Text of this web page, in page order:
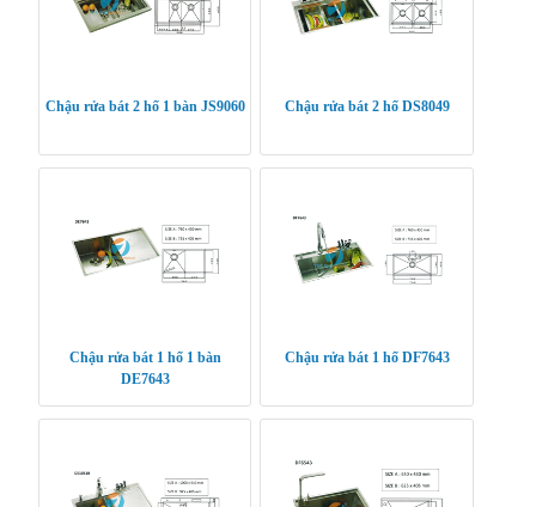
Chậu rửa bát 2 hố 1 bàn JS9060 Chậu rửa bát 2 hố DS8049
Chậu rửa bát 1 hố 1 bàn
DE7643
Chậu rửa bát 1 hố DF7643